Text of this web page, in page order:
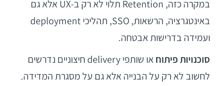
במקרה כזה, Retention תלוי לא רק ב-UX אלא גם
באינטגרציה, הרשאות, SSO, תהליכי deployment
ועמידה בדרישות אבטחה.
סוכנויות פיתוח
או שותפי delivery חיצוניים נדרשים
לחשוב לא רק על הבנייה אלא גם על מסגרת המדידה.